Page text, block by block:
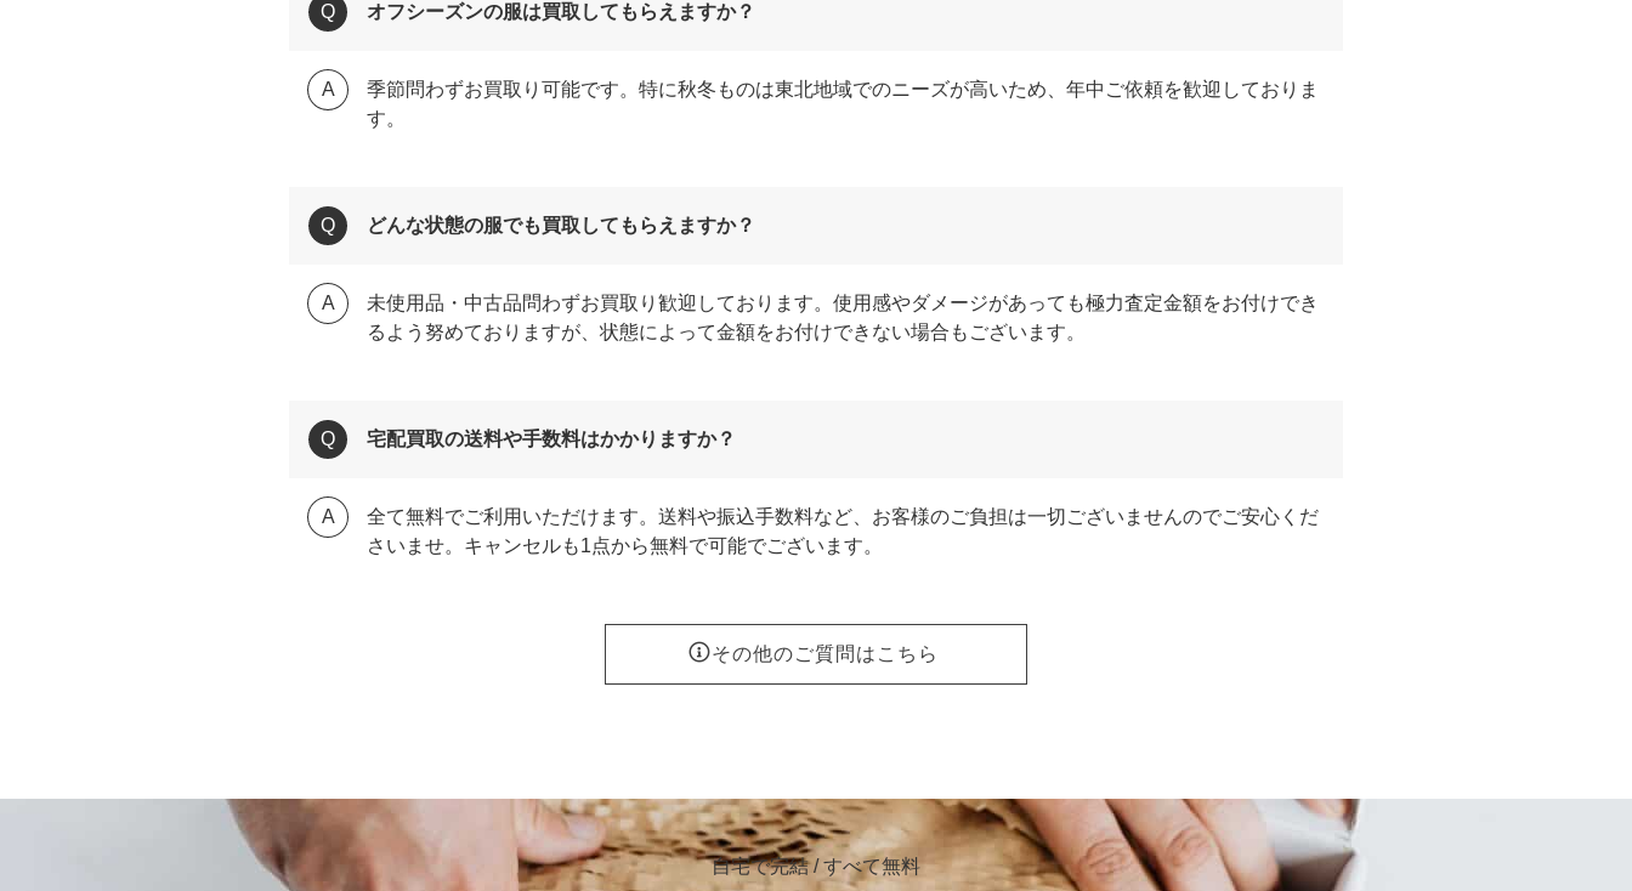
オフシーズンの服は買取してもらえますか？
季節問わずお買取り可能です。特に秋冬ものは東北地域でのニーズが高いため、年中ご依頼を歓迎しておりま
す。
どんな状態の服でも買取してもらえますか？
未使用品・中古品問わずお買取り歓迎しております。使用感やダメージがあっても極力査定金額をお付けでき
るよう努めておりますが、状態によって金額をお付けできない場合もございます。
宅配買取の送料や手数料はかかりますか？
全て無料でご利用いただけます。送料や振込手数料など、お客様のご負担は一切ございませんのでご安心くだ
さいませ。キャンセルも1点から無料で可能でございます。
その他のご質問はこちら
自宅で完結 / すべて無料